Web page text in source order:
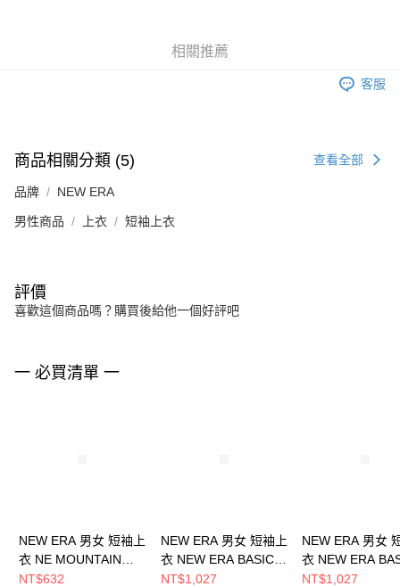
相關推薦
客服
商品相關分類 (5) 查看全部
品牌 NEW ERA
男性商品 上衣 短袖上衣
評價
喜歡這個商品嗎？購買後給他一個好評吧
一 必買清單 一
NEW ERA 男女 短袖上
衣 NE MOUNTAIN
LOGO NEW ERA
NT$632
NEW ERA 男女 短袖上
衣 NEW ERA BASIC
NE NE14499057
NT$1,027
NEW ERA 男女
衣 NEW ERA
NE NE14499058
NT$1,027